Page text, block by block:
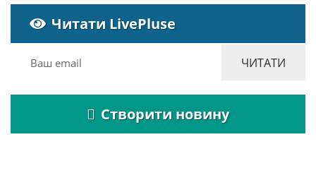
Читати LivePluse
Створити новину